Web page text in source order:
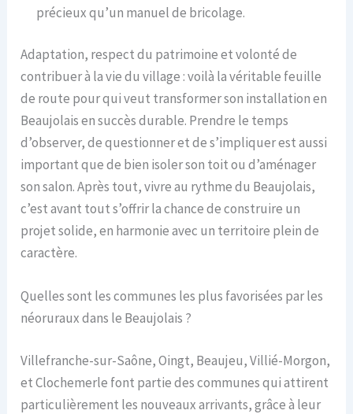
précieux qu’un manuel de bricolage.
Adaptation, respect du patrimoine et volonté de
contribuer à la vie du village : voilà la véritable feuille
de route pour qui veut transformer son installation en
Beaujolais en succès durable. Prendre le temps
d’observer, de questionner et de s’impliquer est aussi
important que de bien isoler son toit ou d’aménager
son salon. Après tout, vivre au rythme du Beaujolais,
c’est avant tout s’offrir la chance de construire un
projet solide, en harmonie avec un territoire plein de
caractère.
Quelles sont les communes les plus favorisées par les
néoruraux dans le Beaujolais ?
Villefranche-sur-Saône, Oingt, Beaujeu, Villié-Morgon,
et Clochemerle font partie des communes qui attirent
particulièrement les nouveaux arrivants, grâce à leur